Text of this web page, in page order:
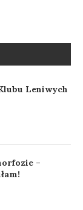
Leniwych
–